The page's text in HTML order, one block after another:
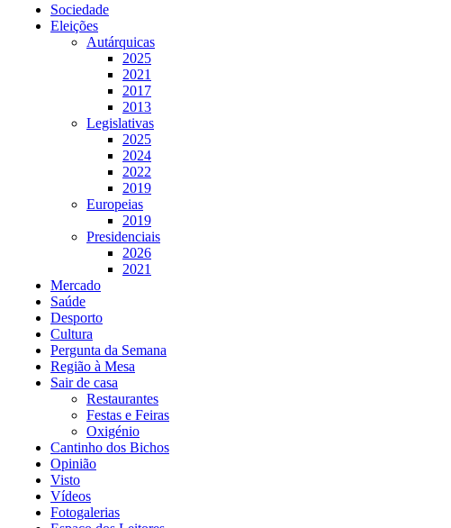
Sociedade
Eleições
Autárquicas
2025
2021
2017
2013
Legislativas
2025
2024
2022
2019
Europeias
2019
Presidenciais
2026
2021
Mercado
Saúde
Desporto
Cultura
Pergunta da Semana
Região à Mesa
Sair de casa
Restaurantes
Festas e Feiras
Oxigénio
Cantinho dos Bichos
Opinião
Visto
Vídeos
Fotogalerias